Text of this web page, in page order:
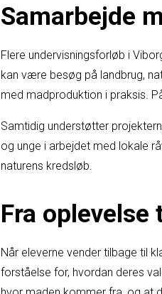
Samarbejde
Flere undervisningsforløb i
kan være besøg på landbrug,
med madproduktion i praksis.
Samtidig understøtter
og unge i arbejdet med lokale
naturens kredsløb.
Fra oplevelse
Når eleverne vender tilbage til
forståelse for, hvordan deres